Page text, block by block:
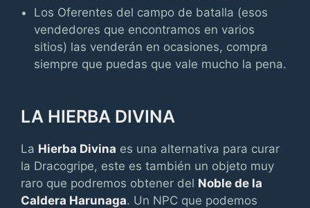
Los Oferentes del campo de batalla (esos
vendedores que encontramos en varios
sitios) las venderán en ocasiones, compra
siempre que puedas que vale mucho la pena.
LA HIERBA DIVINA
La Hierba Divina es una alternativa para curar
la Dracogripe, este es también un objeto muy
raro que podremos obtener del Noble de la
Caldera Harunaga. Un NPC que podemos